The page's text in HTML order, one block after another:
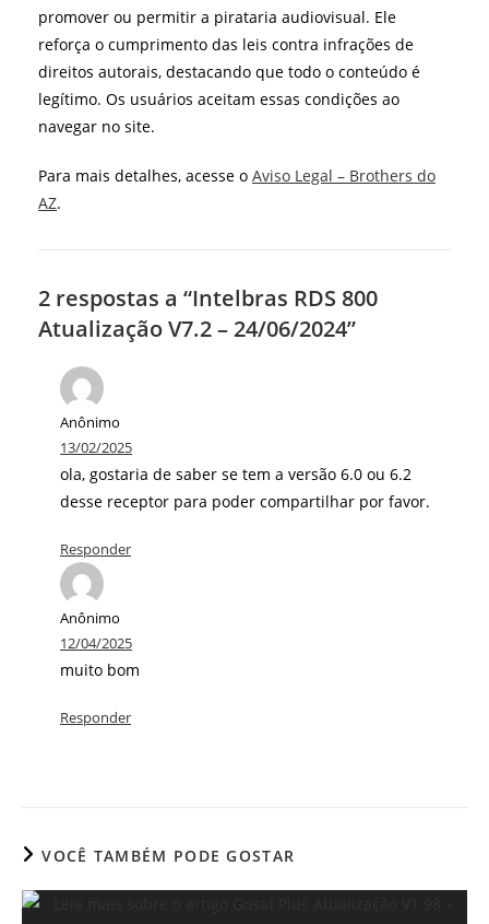
promover ou permitir a pirataria audiovisual. Ele
reforça o cumprimento das leis contra infrações de
direitos autorais, destacando que todo o conteúdo é
legítimo. Os usuários aceitam essas condições ao
navegar no site.
Para mais detalhes, acesse o Aviso Legal – Brothers do
AZ.
2 respostas a “Intelbras RDS 800
Atualização V7.2 – 24/06/2024”
Anônimo
13/02/2025
ola, gostaria de saber se tem a versão 6.0 ou 6.2
desse receptor para poder compartilhar por favor.
Responder
Anônimo
12/04/2025
muito bom
Responder
VOCÊ TAMBÉM PODE GOSTAR